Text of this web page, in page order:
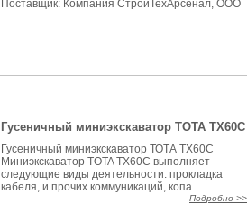
Поставщик: Компания СтройТехАрсенал, ООО
Гусеничный миниэкскаватор ТОТА TX60C
Гусеничный миниэкскаватор ТОТА TX60C
Миниэкскаватор TOTA TX60C выполняет
следующие виды деятельности: прокладка
кабеля, и прочих коммуникаций, копа...
Подробно >>